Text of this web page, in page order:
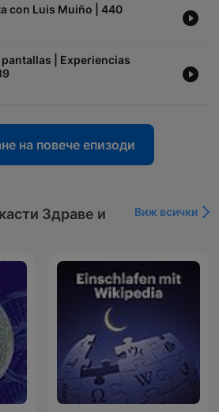
con Luis Muiño | 440
| Experiencias
на повече епизоди
Здраве и
Виж всички